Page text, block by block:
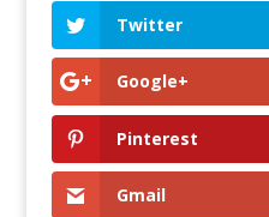
Twitter
Google+
Pinterest
Gmail